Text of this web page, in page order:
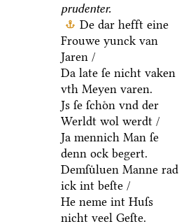
prudenter.
De dar hefft eine
Frouwe yunck van
Jaren /
Da late ſe nicht vaken
vth Meyen varen.
Js ſe ſchoͤn vnd der
Werldt wol werdt /
Ja mennich Man ſe
denn ock begert.
Demſuͤluen Manne rad
ick int beſte /
He neme int Huſs
nicht veel Geſte.